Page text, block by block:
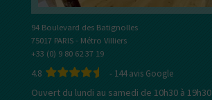
94 Boulevard des Batignolles
75017 PARIS - Métro Villiers
+33 (0) 9 80 62 37 19
4.8 - 144avis Google
Ouvert du lundi au samedi de 10h30 à 19h30